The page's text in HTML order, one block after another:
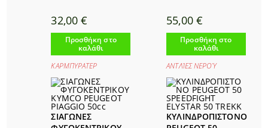
32,00€
Προσθήκη στο
καλάθι
ΚΑΡΜΠΥΡΑΤΕΡ
55,00 €
Προσθήκη στο
καλάθι
ΑΝΤΛΊΕΣ ΝΕΡΟΎ
ΣΙΑΓΩΝΕΣ
ΚΥΛΙΝΔΡΟΠΙΣΤΟΝΟ